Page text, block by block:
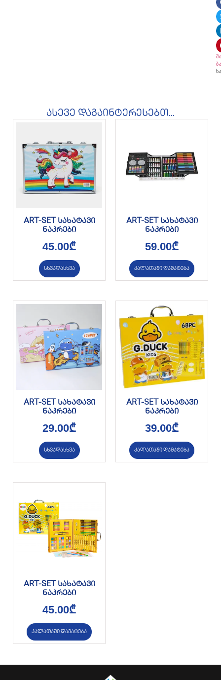
ასევე დაგაინტერესებთ...
ART-SET სახატავი
ნაკრები
45.00₾
სხვადასხვა
ART-SET სახატავი
ნაკრები
59.00₾
კალათაში დამატება
ART-SET სახატავი
ნაკრები
29.00₾
სხვადასხვა
ART-SET სახატავი
ნაკრები
39.00₾
კალათაში დამატება
ART-SET სახატავი
ნაკრები
45.00₾
კალათაში დამატება